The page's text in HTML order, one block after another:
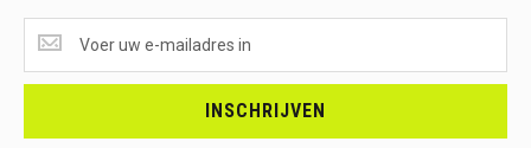
ONTVANGEN?
<br>SCHRIJF
INSCHRIJVEN